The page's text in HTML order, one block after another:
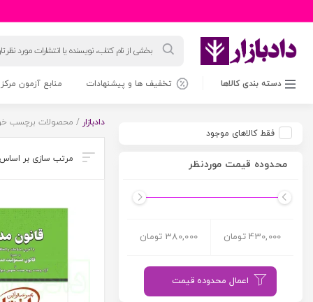
محصولات
دسته بندی کالاها تخفیف ها و پیشنهادات منابع آزمون
فقط کالاهای موجود
محدوده قیمت موردنظر
380,000 تومان 430,000 تومان
اعمال محدوده قیمت
دادبازار / محصولات برچسب